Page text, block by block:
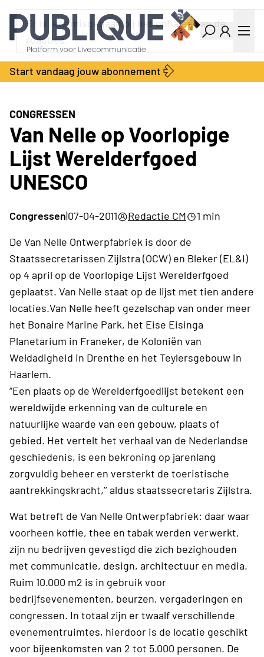
Industry Dashboard
Vacatures
Kalender
Producten
Bedrijvengids
Locatie Finder
Contact
Over ons
Adverteren
Abonnementen
Start vandaag jouw abonnement
CONGRESSEN
Van Nelle op Voorlopige
Lijst Werelderfgoed
UNESCO
Congressen|07-04-2011 Redactie CM
1 min
De Van Nelle Ontwerpfabriek is door de
Staatssecretarissen Zijlstra (OCW) en Bleker (EL&I)
op 4 april op de Voorlopige Lijst Werelderfgoed
geplaatst. Van Nelle staat op de lijst met tien andere
locaties.Van Nelle heeft gezelschap van onder meer
het Bonaire Marine Park, het Eise Eisinga
Planetarium in Franeker, de Koloniën van
Weldadigheid in Drenthe en het Teylersgebouw in
Haarlem.
“Een plaats op de Werelderfgoedlijst betekent een
wereldwijde erkenning van de culturele en
natuurlijke waarde van een gebouw, plaats of
gebied. Het vertelt het verhaal van de Nederlandse
geschiedenis, is een bekroning op jarenlang
zorgvuldig beheer en versterkt de toeristische
aantrekkingskracht,’’ aldus staatssecretaris Zijlstra.
Wat betreft de Van Nelle Ontwerpfabriek: daar waar
voorheen koffie, thee en tabak werden verwerkt,
zijn nu bedrijven gevestigd die zich bezighouden
met communicatie, design, architectuur en media.
Ruim 10.000 m2 is in gebruik voor
bedrijfsevenementen, beurzen, vergaderingen en
congressen. In totaal zijn er twaalf verschillende
evenementruimtes, hierdoor is de locatie geschikt
voor bijeenkomsten van 2 tot 5.000 personen. De